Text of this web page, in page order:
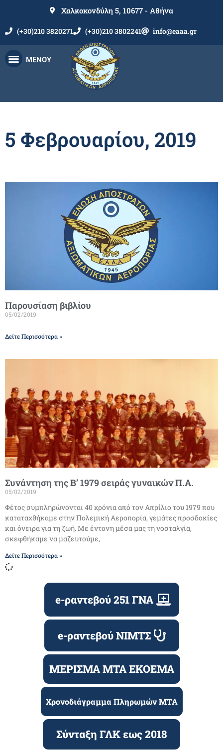
Χαλκοκονδύλη 5, 10677 - Αθήνα
(+30)210 3820271 (+30)210 3802241 info@eaaa.gr
ΜΕΝΟΥ
5 Φεβρουαρίου, 2019
Παρουσίαση βιβλίου
05/02/2019
Δείτε Περισσότερα »
Συνάντηση της Β’ 1979 σειράς γυναικών Π.Α.
05/02/2019
Φέτος συμπληρώνονται 40 χρόνια από τον Απρίλιο του 1979 που
καταταχθήκαμε στην Πολεμική Αεροπορία, γεμάτες προσδοκίες
και όνειρα για τη ζωή. Με έντονη μέσα μας τη νοσταλγία,
σκεφθήκαμε να μαζευτούμε,
Δείτε Περισσότερα »
e-ραντεβού 251 ΓΝΑ
e-ραντεβού ΝΙΜΤΣ
ΜΕΡΙΣΜΑ ΜΤΑ ΕΚΟΕΜΑ
Χρονοδιάγραμμα Πληρωμών ΜΤΑ
Σύνταξη ΓΛΚ εως 2018